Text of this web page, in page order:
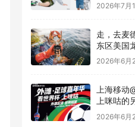
2026年7月
走，去麦
东区美国
中
2026年6月
上海移动
上咪咕的
式，在外
2026年6月